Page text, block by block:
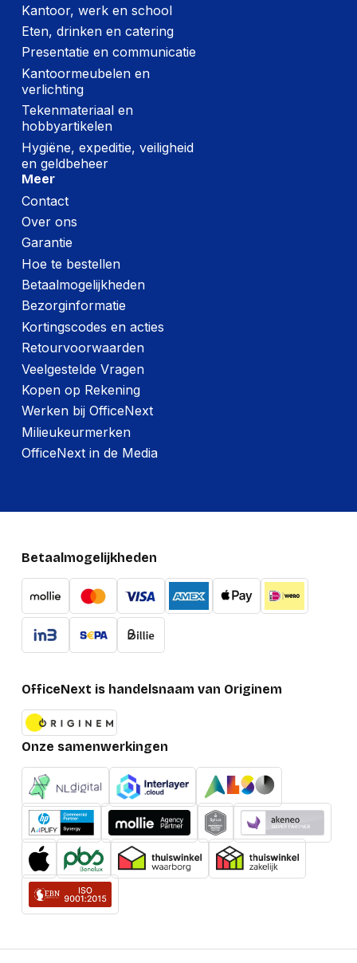
Kantoor, werk en school
Eten, drinken en catering
Presentatie en communicatie
Kantoormeubelen en
verlichting
Tekenmateriaal en
hobbyartikelen
Hygiëne, expeditie, veiligheid
en geldbeheer
Meer
Contact
Over ons
Garantie
Hoe te bestellen
Betaalmogelijkheden
Bezorginformatie
Kortingscodes en acties
Retourvoorwaarden
Veelgestelde Vragen
Kopen op Rekening
Werken bij OfficeNext
Milieukeurmerken
OfficeNext in de Media
Betaalmogelijkheden
OfficeNext is handelsnaam van Originem
Onze samenwerkingen